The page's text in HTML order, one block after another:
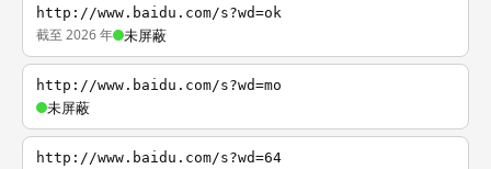
http://www.baidu.com/s?wd=ok
截至 2026 年 未屏蔽
http://www.baidu.com/s?wd=mo
未屏蔽
http://www.baidu.com/s?wd=64